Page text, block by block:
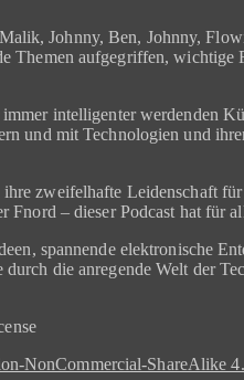
Johnny, Ben, Johnny,
aufgegriffen, wichtige
intelligenter werdenden
und mit Technologien und
zweifelhafte Leidenschaft
– dieser Podcast hat für
spannende elektronische
die anregende Welt der
NonCommercial-ShareAlike